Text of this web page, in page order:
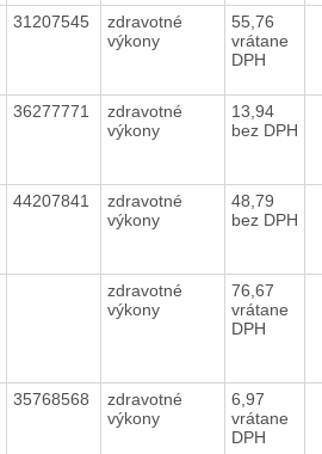
31207545
zdravotné
výkony
55,76
vrátane
DPH
36277771
zdravotné
výkony
13,94
bez DPH
44207841
zdravotné
výkony
48,79
bez DPH
zdravotné
výkony
76,67
vrátane
DPH
35768568
zdravotné
výkony
6,97
vrátane
DPH